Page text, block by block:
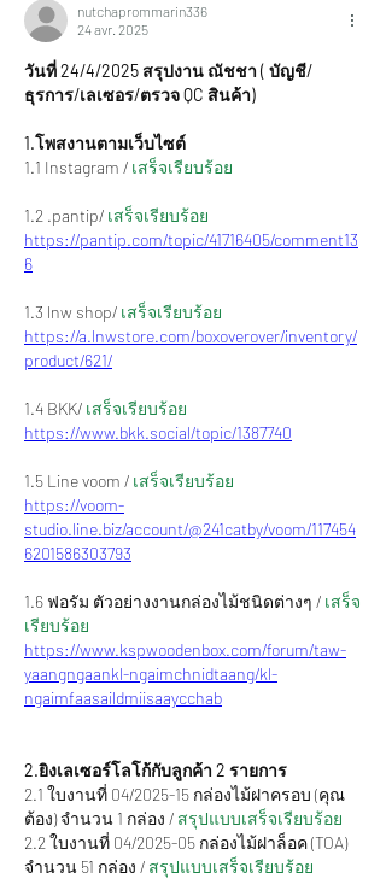
nutchaprommarin336
24 avr. 2025
วันที่ 24/4/2025 สรุปงาน ณัชชา ( บัญชี/
ธุรการ/เลเซอร/ตรวจ QC สินค้า)
1.โพสงานตามเว็บไซต์
1.1 Instagram / เสร็จเรียบร้อย
1.2 .pantip/ เสร็จเรียบร้อย
https://pantip.com/topic/41716405/comment13
6
1.3 lnw shop/ เสร็จเรียบร้อย
https://a.lnwstore.com/boxoverover/inventory/
product/621/
1.4 BKK/ เสร็จเรียบร้อย
https://www.bkk.social/topic/1387740
1.5 Line voom / เสร็จเรียบร้อย
https://voom-
studio.line.biz/account/@241catby/voom/117454
6201586303793
1.6 ฟอรัม ตัวอย่างงานกล่องไม้ชนิดต่างๆ / เสร็จ
เรียบร้อย
https://www.kspwoodenbox.com/forum/taw-
yaangngaankl-ngaimchnidtaang/kl-
ngaimfaasaildmiisaaycchab
2.ยิงเลเซอร์โลโก้กับลูกค้า 2 รายการ
2.1 ใบงานที่ 04/2025-15 กล่องไม้ฝาครอบ (คุณ
ต้อง) จำนวน 1 กล่อง / สรุปแบบเสร็จเรียบร้อย
2.2 ใบงานที่ 04/2025-05 กล่องไม้ฝาล็อค (TOA)
จำนวน 51 กล่อง / สรุปแบบเสร็จเรียบร้อย